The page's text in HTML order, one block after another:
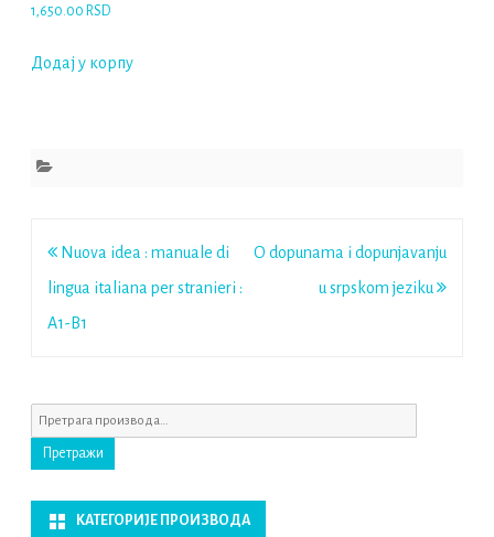
1,650.00 RSD
Додај у корпу
Кретање
чланка
Nuova idea : manuale di
lingua italiana per stranieri :
A1-B1
O dopunama i dopunjavanju
u srpskom jeziku
Претрага
за:
Претражи
КАТЕГОРИЈЕ ПРОИЗВОДА